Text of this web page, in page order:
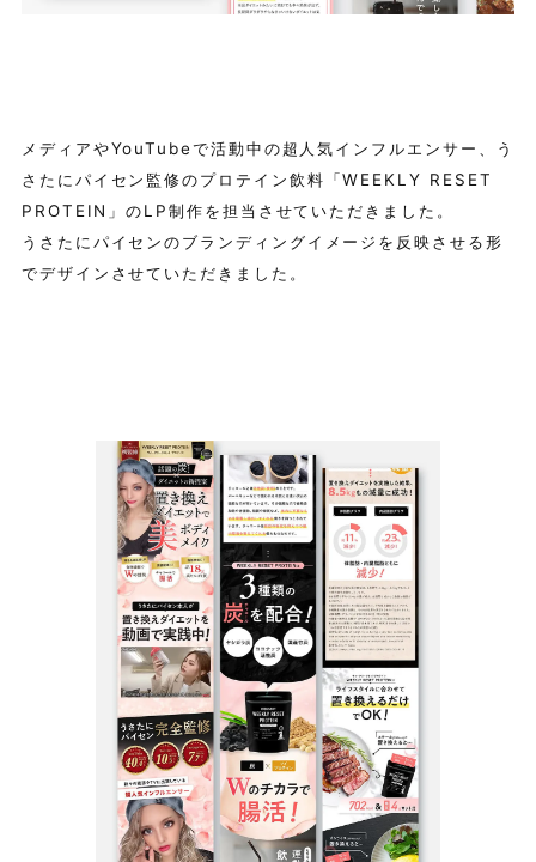
メディアやYouTubeで活動中の超人気インフルエンサー、う
さたにパイセン監修のプロテイン飲料「WEEKLY RESET
PROTEIN」のLP制作を担当させていただきました。
うさたにパイセンのブランディングイメージを反映させる形
でデザインさせていただきました。